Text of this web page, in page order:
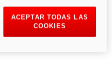
ACEPTAR TODAS LAS
COOKIES